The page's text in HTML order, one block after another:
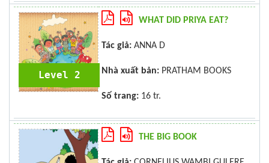
Level 2
WHAT DID PRIYA EAT?
Tác giả: ANNA D
Nhà xuất bản: PRATHAM BOOKS
Số trang: 16 tr.
THE BIG BOOK